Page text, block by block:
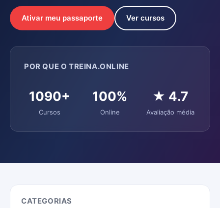
Ativar meu passaporte Ver cursos
POR QUE O TREINA.ONLINE
1090+
Cursos
100%
Online
★ 4.7
Avaliação média
CATEGORIAS